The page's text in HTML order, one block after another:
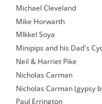
Michael Cleveland
Mike Horwarth
MIkkel Soya
Minipips and his Dad's
Neil & Harriet Pike
Nicholas Carman
Nicholas Carman (gypsy
Paul Errington